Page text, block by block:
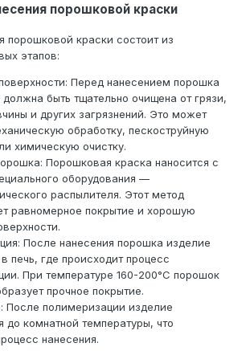
порошковой краски
порошковой краски состоит из
этапов:
Перед нанесением порошка
должна быть тщательно очищена от грязи,
и других загрязнений. Это может
обработку, пескоструйную
химическую очистку.
Порошковая краска наносится с
оборудования —
распылителя. Этот метод
равномерное покрытие и хорошую
После нанесения порошка изделие
печь, где происходит процесс
При температуре 160-200°C порошок
прочное покрытие.
После полимеризации изделие
до комнатной температуры, что
нанесения.